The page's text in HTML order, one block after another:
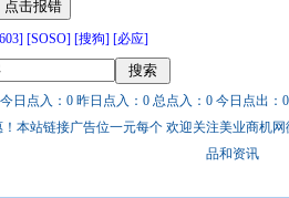
[SOSO] [搜狗] [必应]
日点入：0 昨日点入：0 总点入：0 今日点出：
本站链接广告位一元每个 欢迎关注美业商机
品和资讯